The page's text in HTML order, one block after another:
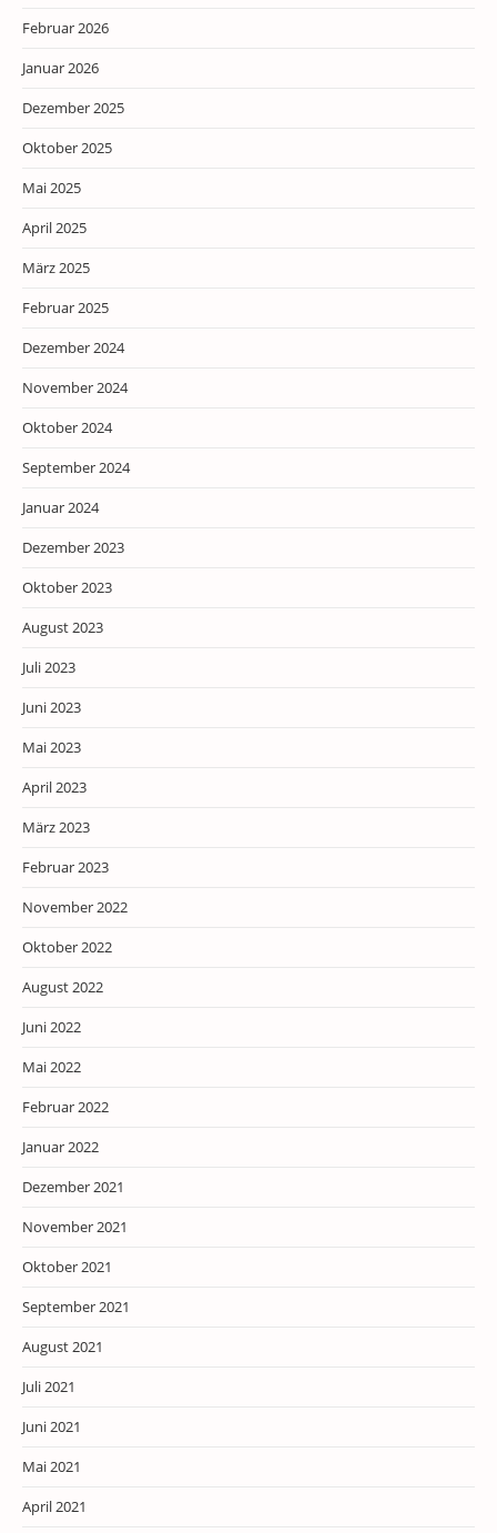
Februar 2026
Januar 2026
Dezember 2025
Oktober 2025
Mai 2025
April 2025
März 2025
Februar 2025
Dezember 2024
November 2024
Oktober 2024
September 2024
Januar 2024
Dezember 2023
Oktober 2023
August 2023
Juli 2023
Juni 2023
Mai 2023
April 2023
März 2023
Februar 2023
November 2022
Oktober 2022
August 2022
Juni 2022
Mai 2022
Februar 2022
Januar 2022
Dezember 2021
November 2021
Oktober 2021
September 2021
August 2021
Juli 2021
Juni 2021
Mai 2021
April 2021